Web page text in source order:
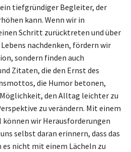
tiefgründiger Begleiter, der
kann. Wenn wir in
Schritt zurücktreten und über
nachdenken, fördern wir
sondern finden auch
Zitaten, die den Ernst des
die Humor betonen,
den Alltag leichter zu
zu verändern. Mit einem
wir Herausforderungen
selbst daran erinnern, dass das
es nicht mit einem Lächeln zu